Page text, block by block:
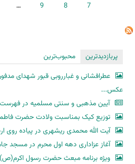
7
8
9
…
پربازدیدترین
محبوب‌ترین
عطرافشانی و غبارروبی قبور شهدای
عکس...
آیین مذهبی و سنتی مسلمیه در
توزیع کیک بمناسبت ولادت حضرت
آیت الله محمدی ریشهری در پیاده
آغاز عزاداری دهه اول محرم در
ویژه برنامه مبعث حضرت رسول